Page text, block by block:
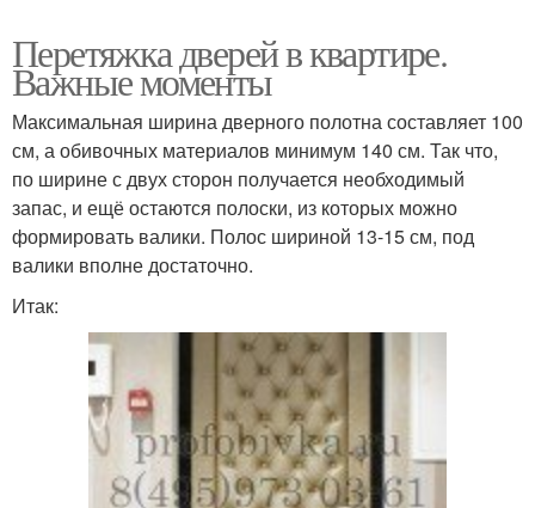
Перетяжка дверей в квартире.
Важные моменты
Максимальная ширина дверного полотна составляет 100
см, а обивочных материалов минимум 140 см. Так что,
по ширине с двух сторон получается необходимый
запас, и ещё остаются полоски, из которых можно
формировать валики. Полос шириной 13-15 см, под
валики вполне достаточно.
Итак: